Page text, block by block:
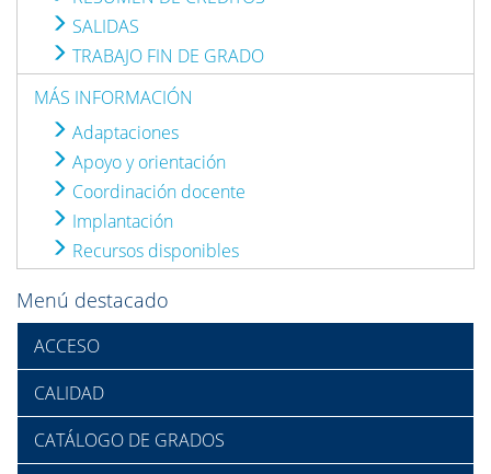
SALIDAS
TRABAJO FIN DE GRADO
MÁS INFORMACIÓN
Adaptaciones
Apoyo y orientación
Coordinación docente
Implantación
Recursos disponibles
Menú destacado
ACCESO
CALIDAD
CATÁLOGO DE GRADOS